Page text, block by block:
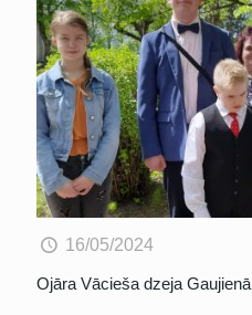
16/05/2024
Ojāra Vācieša dzeja Gaujienā